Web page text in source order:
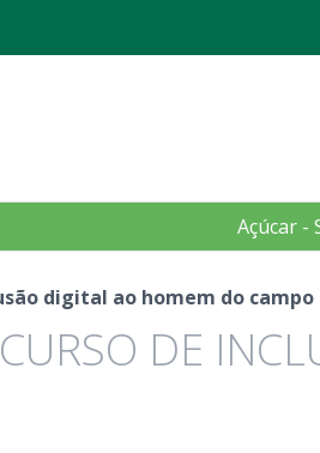
Açúcar -
digital ao homem do campo
DE